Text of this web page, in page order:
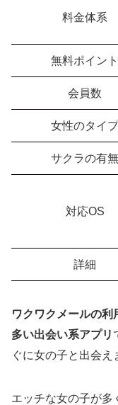
料金体系
無料ポイント
会員数
女性のタイプ
サクラの有無
対応OS
詳細
ワクワクメールの
多い出会い系アプリ
ぐに女の子と出会え
エッチな女の子が多